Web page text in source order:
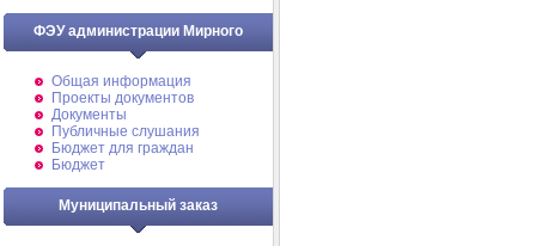
ФЭУ администрации Мирного
Общая информация
Проекты документов
Документы
Публичные слушания
Бюджет для граждан
Бюджет
Муниципальный заказ